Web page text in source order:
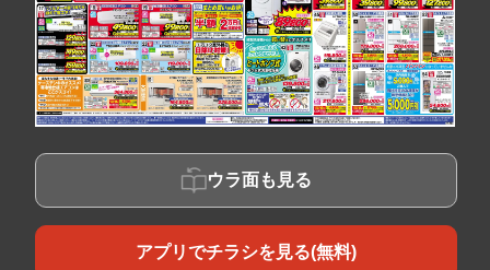
ウラ面も見る
アプリでチラシを見る(無料)